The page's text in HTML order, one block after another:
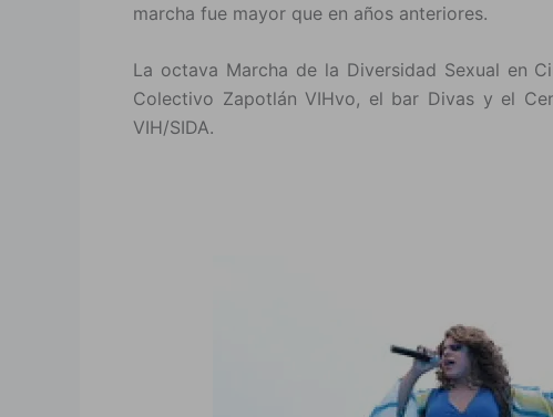
marcha fue mayor que en años anteriores.
La octava Marcha de la Diversidad Sexual en
Colectivo Zapotlán VIHvo, el bar Divas y el
VIH/SIDA.